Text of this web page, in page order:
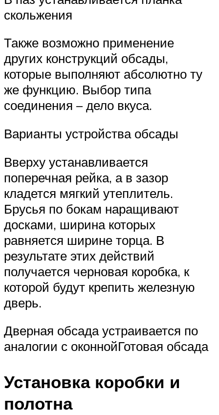
скольжения
Также возможно применение
других конструкций обсады,
которые выполняют абсолютно ту
же функцию. Выбор типа
соединения – дело вкуса.
Варианты устройства обсады
Вверху устанавливается
поперечная рейка, а в зазор
кладется мягкий утеплитель.
Брусья по бокам наращивают
досками, ширина которых
равняется ширине торца. В
результате этих действий
получается черновая коробка, к
которой будут крепить железную
дверь.
Дверная обсада устраивается по
аналогии с оконнойГотовая обсада
Установка коробки и
полотна